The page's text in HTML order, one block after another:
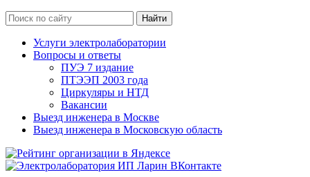
Услуги электролаборатории
Вопросы и ответы
ПУЭ 7 издание
ПТЭЭП 2003 года
Циркуляры и НТД
Вакансии
Выезд инженера в Москве
Выезд инженера в Московскую область